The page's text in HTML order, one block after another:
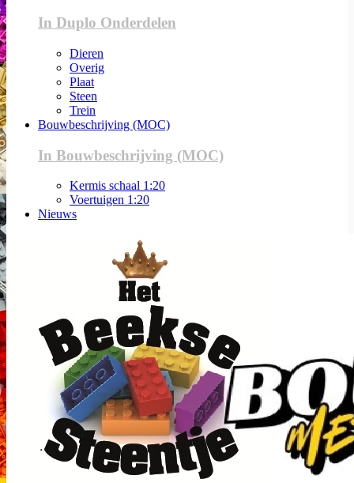
In Duplo Onderdelen
Dieren
Overig
Plaat
Steen
Trein
Bouwbeschrijving (MOC)
In Bouwbeschrijving (MOC)
Kermis schaal 1:20
Voertuigen 1:20
Nieuws